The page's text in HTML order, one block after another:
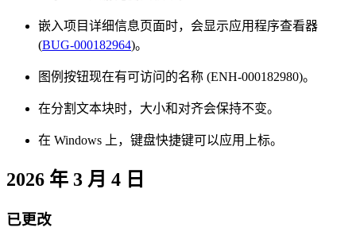
嵌入项目详细信息页面时，会显示应用程序查看器
(BUG-000182964)。
图例按钮现在有可访问的名称 (ENH-000182980)。
在分割文本块时，大小和对齐会保持不变。
在 Windows 上，键盘快捷键可以应用上标。
2026 年 3 月 4 日
已更改